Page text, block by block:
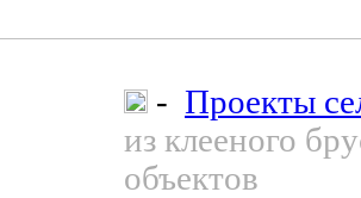
- Проекты
из клееного
объектов